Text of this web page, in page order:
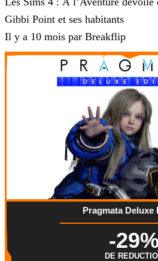
Gibbi Point et ses habitants
Il y a 10 mois par Breakflip
Pragmata Deluxe
-29%
DE